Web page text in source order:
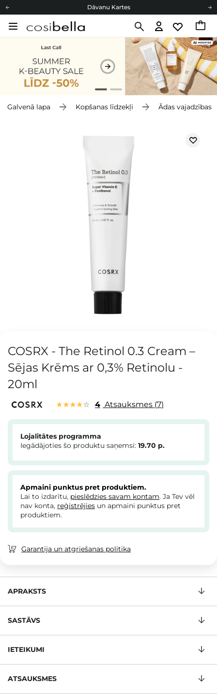
Dāvanu Kartes
Cosibella lojalitātes programma
Galvenā lapa Kopšanas līdzekļi Ādas vajadzības
COSRX - The Retinol 0.3 Cream –
Sējas Krēms ar 0,3% Retinolu -
20ml
4 Atsauksmes 7
Lojalitātes programma
Iegādājoties šo produktu saņemsi: 19.70 p.
Apmaini punktus pret produktiem.
Lai to izdarītu, pieslēdzies savam kontam. Ja Tev vēl
nav konta, reģistrējies un apmaini punktus pret
produktiem.
Garantija un atgriešanas politika
APRAKSTS
SASTĀVS
IETEIKUMI
ATSAUKSMES